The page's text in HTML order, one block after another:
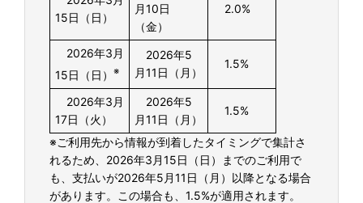
15日（日）
月10日
（金）
2.0%
2026年3月
15日（日）
※
2026年5
月11日（月）
1.5%
2026年3月
17日（火）
2026年5
月11日（月）
1.5%
※ご利用先から情報が到着したタイミングで集計さ
れるため、2026年3月15日（日）までのご利用で
も、支払いが2026年5月11日（月）以降となる場合
があります。この場合も、1.5%が適用されます。